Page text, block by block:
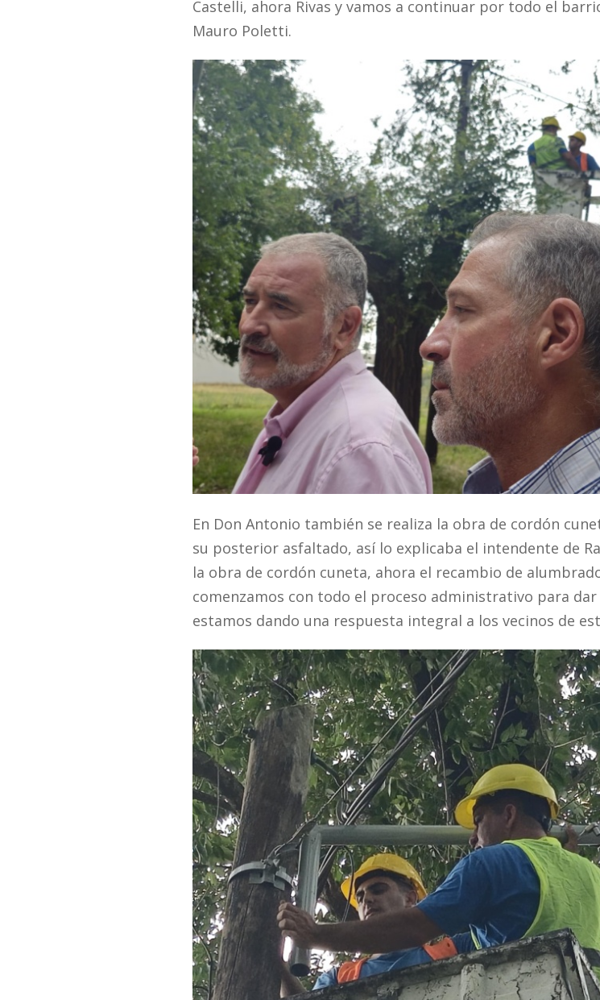
Castelli, ahora Rivas y vamos a continuar por todo el
Mauro Poletti.
En Don Antonio también se realiza la obra de cordón
su posterior asfaltado, así lo explicaba el intendente de
la obra de cordón cuneta, ahora el recambio de
comenzamos con todo el proceso administrativo para
estamos dando una respuesta integral a los vecinos de